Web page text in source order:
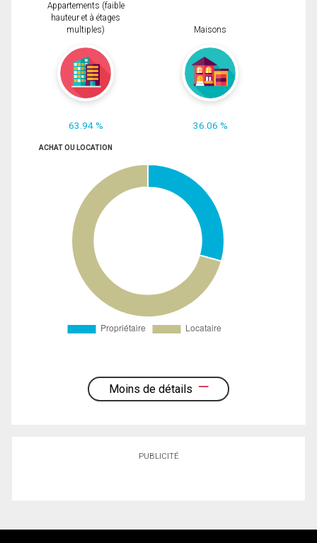
Appartements (faible
hauteur et à étages
multiples)
63.94 %
Maisons
36.06 %
ACHAT OU LOCATION
Moins de détails
PUBLICITÉ